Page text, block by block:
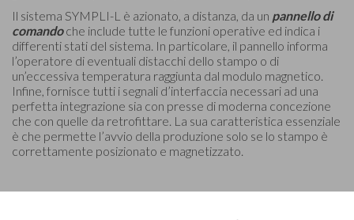
Il sistema SYMPLI-L è azionato, a distanza, da un pannello di
comandoche include tutte le funzioni operative ed indica i
differenti stati del sistema. In particolare, il pannello informa
l’operatore di eventuali distacchi dello stampo o di
un’eccessiva temperatura raggiunta dal modulo magnetico.
Infine, fornisce tutti i segnali d’interfaccia necessari ad una
perfetta integrazione sia con presse di moderna concezione
che con quelle da retrofittare. La sua caratteristica essenziale
è che permette l’avvio della produzione solo se lo stampo è
correttamente posizionato e magnetizzato.